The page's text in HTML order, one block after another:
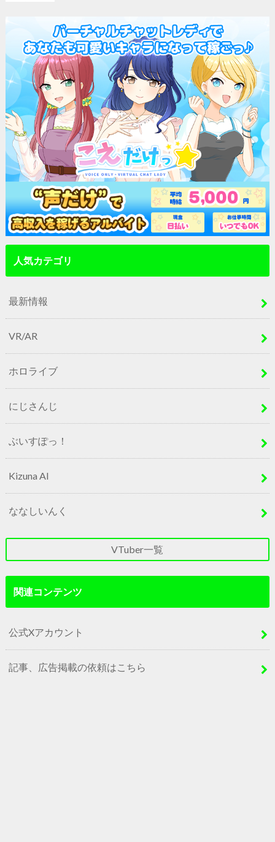
人気カテゴリ
最新情報
VR/AR
ホロライブ
にじさんじ
ぶいすぽっ！
Kizuna AI
ななしいんく
VTuber一覧
関連コンテンツ
公式Xアカウント
記事、広告掲載の依頼はこちら